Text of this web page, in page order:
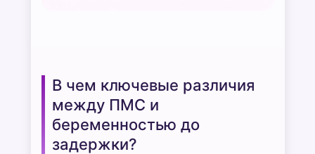
В чем ключевые различия
между ПМС и
беременностью до
задержки?